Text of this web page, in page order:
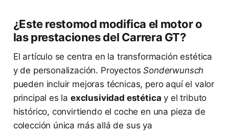
¿Este restomod modifica el motor o
las prestaciones del Carrera GT?
El artículo se centra en la transformación estética
y de personalización. ProyectosSonderwunsch
pueden incluir mejoras técnicas, pero aquí el valor
principal es la exclusividad estética y el tributo
histórico, convirtiendo el coche en una pieza de
colección única más allá de sus ya